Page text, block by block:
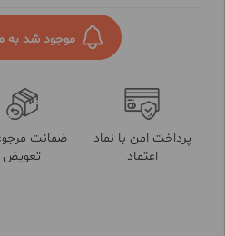
موجود شد به
پرداخت امن با نماد
اعتماد
ضمانت
تعویض